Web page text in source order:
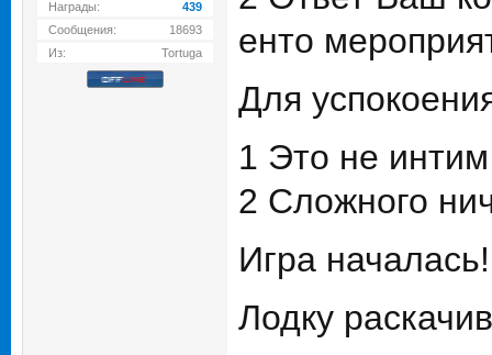
Награды:
439
Сообщения:
18693
Из:
Tortuga
енто
Для
1 Это не
2 Сложного
Игра началась!
Лодку